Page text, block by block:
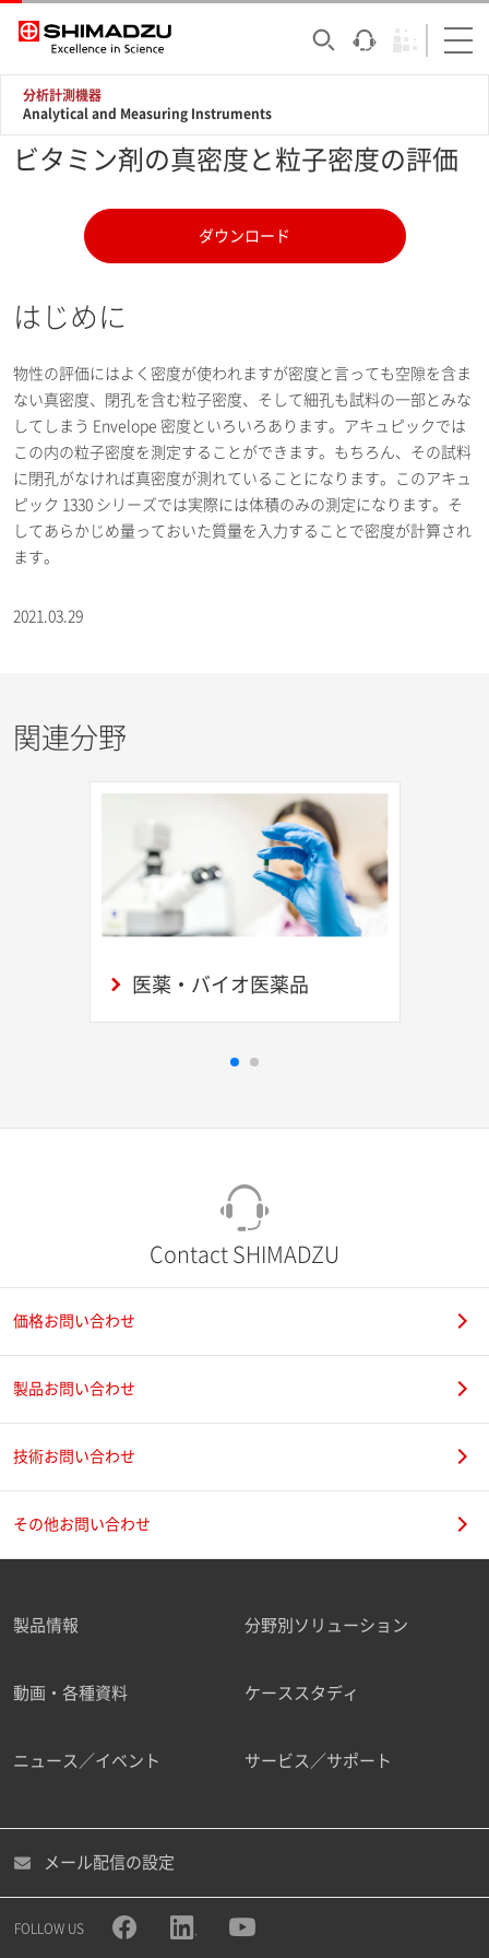
分析計測機器
Analytical and Measuring Instruments
ビタミン剤の真密度と粒子密度の評価
ダウンロード
はじめに
物性の評価にはよく密度が使われますが密度と言っても空隙を含ま
ない真密度、閉孔を含む粒子密度、そして細孔も試料の一部とみな
してしまう Envelope 密度といろいろあります。アキュピックでは
この内の粒子密度を測定することができます。もちろん、その試料
に閉孔がなければ真密度が測れていることになります。このアキュ
ピック 1330 シリーズでは実際には体積のみの測定になります。そ
してあらかじめ量っておいた質量を入力することで密度が計算され
ます。
2021.03.29
関連分野
医薬・バイオ医薬品
Contact SHIMADZU
価格お問い合わせ
製品お問い合わせ
技術お問い合わせ
その他お問い合わせ
製品情報 分野別ソリューション
動画・各種資料 ケーススタディ
ニュース／イベント サービス／サポート
メール配信の設定
FOLLOW US